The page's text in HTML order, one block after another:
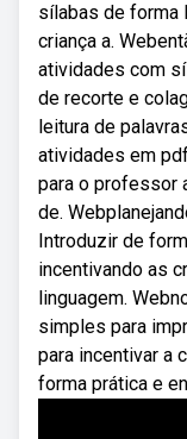
sílabas de forma
criança a.
atividades com
de recorte e
leitura de
atividades em
para o professor
de.
Introduzir de
incentivando as
linguagem.
simples para
para incentivar a
forma prática e